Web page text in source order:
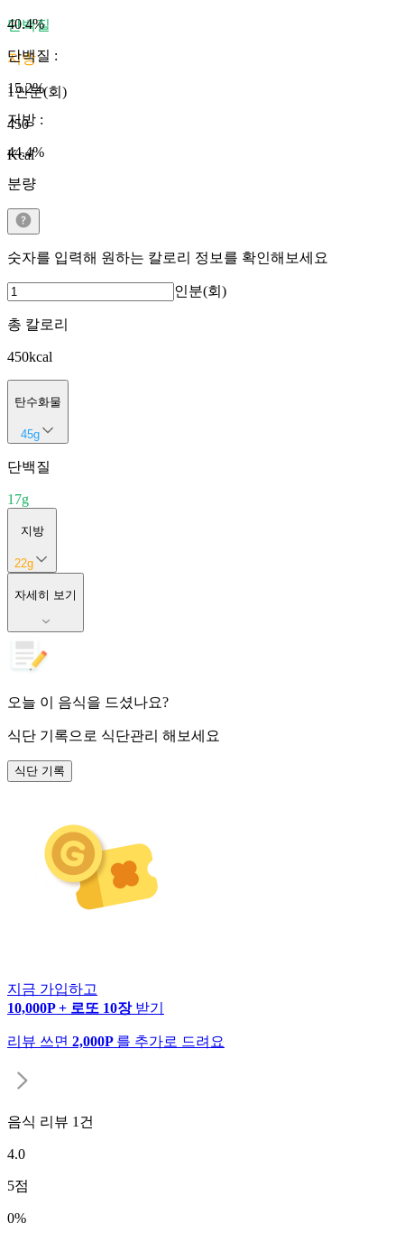
단백질
지방
1인분(회)
450
Kcal
40.4%
단백질 :
15.2%
지방 :
44.4%
분량
숫자를 입력해 원하는 칼로리 정보를 확인해보세요
인분(회)
총 칼로리
450kcal
탄수화물
45g
단백질
17g
지방
22g
자세히 보기
오늘 이 음식을 드셨나요?
식단 기록으로 식단관리 해보세요
식단 기록
지금 가입하고
10,000P + 로또 10장 받기
리뷰 쓰면 2,000P 를 추가로 드려요
음식 리뷰 1 건
4.0
5점
0%